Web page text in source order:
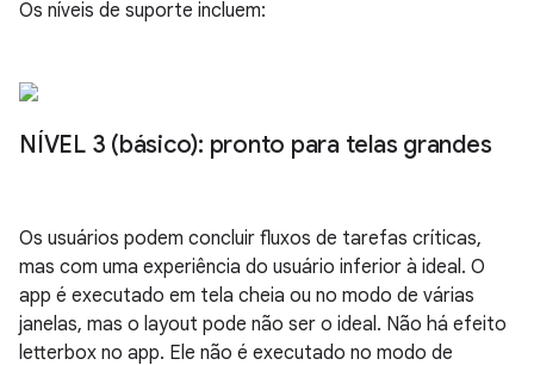
Os níveis de suporte incluem:
NÍVEL 3 (básico): pronto para telas grandes
Os usuários podem concluir fluxos de tarefas críticas,
mas com uma experiência do usuário inferior à ideal. O
app é executado em tela cheia ou no modo de várias
janelas, mas o layout pode não ser o ideal. Não há efeito
letterbox no app. Ele não é executado no modo de